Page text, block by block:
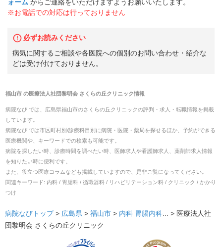
ォーム からご連絡をいただけますようお願いいたします。
※お電話での対応は行っておりません
必ずお読みください
病気に関するご相談や各医院への個別のお問い合わせ・紹介な
どは受け付けておりません。
福山市の医療法人社団黎明会 さくらの丘クリニック情報
病院なび では、 広島県福山市のさくらの丘クリニックの評判・求人・転職情報を掲載
しています。
病院なび では市区町村別/診療科目別に病院・医院・薬局を探せるほか、予約ができる
医療機関や、キーワードでの検索も可能です。
病院を探したい時、診療時間を調べたい時、医師求人や看護師求人、薬剤師求人情報
を知りたい時に便利です。
また、役立つ医療コラムなども掲載していますので、是非ご覧になってください。
関連キーワード: 内科 / 胃腸科 / 循環器科 / リハビリテーション科 / クリニック / かかり
つけ
病院なびトップ > 広島県 > 福山市 > 内科 胃腸内科... > 医療法人社
団黎明会 さくらの丘クリニック